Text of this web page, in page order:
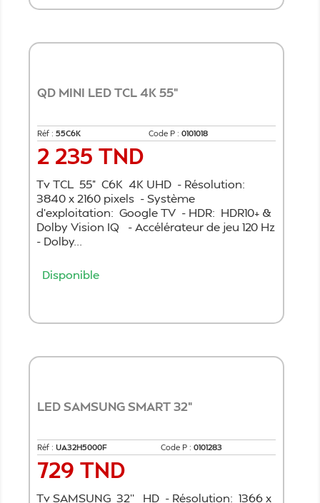
QD MINI LED TCL 4K 55"
Réf : 55C6K Code P : 0101018
Prix
2 235 TND
Tv TCL 55" C6K 4K UHD - Résolution:
3840 x 2160 pixels - Système
d'exploitation: Google TV - HDR: HDR10+ &
Dolby Vision IQ - Accélérateur de jeu 120 Hz
- Dolby...
Disponible
LED SAMSUNG SMART 32"
Réf : UA32H5000F Code P : 0101283
Prix
729 TND
Tv SAMSUNG 32'' HD - Résolution: 1366 x